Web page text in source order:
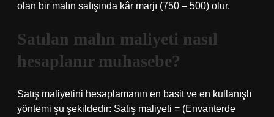
olan bir malın satışında kâr marjı (750 – 500) olur.
Satılan malın maliyeti nasıl
hesaplanır muhasebe?
Satış maliyetini hesaplamanın en basit ve en kullanışlı
yöntemi şu şekildedir: Satış maliyeti = (Envanterde